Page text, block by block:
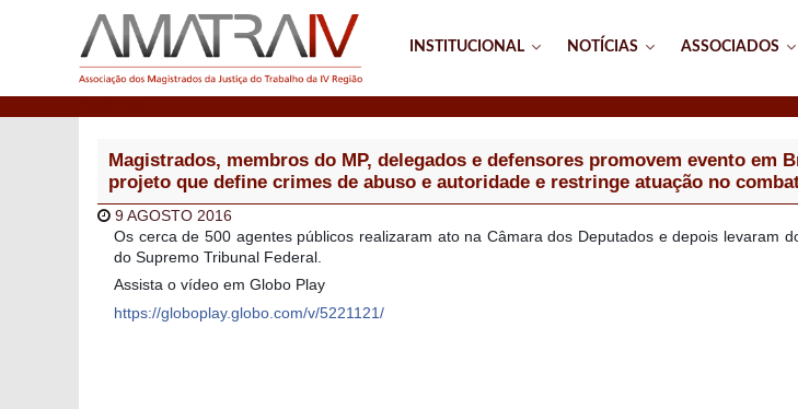
INSTITUCIONAL NOTÍCIAS ASSOCIADOS
Magistrados, membros do MP, delegados e defensores promovem evento em
projeto que define crimes de abuso e autoridade e restringe atuação no
9 AGOSTO 2016
Os cerca de 500 agentes públicos realizaram ato na Câmara dos Deputados e depois levaram
do Supremo Tribunal Federal.
Assista o vídeo em Globo Play
https://globoplay.globo.com/v/5221121/